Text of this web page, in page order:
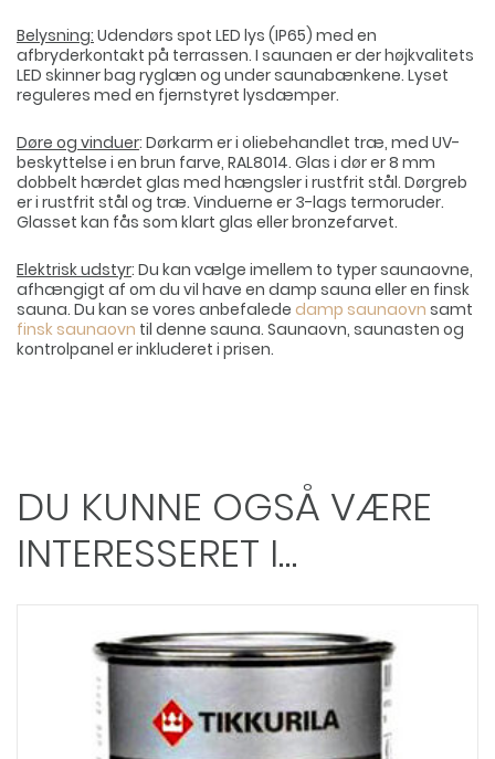
Belysning: Udendørs spot LED lys (IP65) med en
afbryderkontakt på terrassen. I saunaen er der højkvalitets
LED skinner bag ryglæn og under saunabænkene. Lyset
reguleres med en fjernstyret lysdæmper.
Døre og vinduer: Dørkarm er i oliebehandlet træ, med UV-
beskyttelse i en brun farve, RAL8014. Glas i dør er 8 mm
dobbelt hærdet glas med hængsler i rustfrit stål. Dørgreb
er i rustfrit stål og træ. Vinduerne er 3-lags termoruder.
Glasset kan fås som klart glas eller bronzefarvet.
Elektrisk udstyr: Du kan vælge imellem to typer saunaovne,
afhængigt af om du vil have en damp sauna eller en finsk
sauna. Du kan se vores anbefalede damp saunaovn samt
finsk saunaovn til denne sauna. Saunaovn, saunasten og
kontrolpanel er inkluderet i prisen.
DU KUNNE OGSÅ VÆRE
INTERESSERET I…
Mulighederne